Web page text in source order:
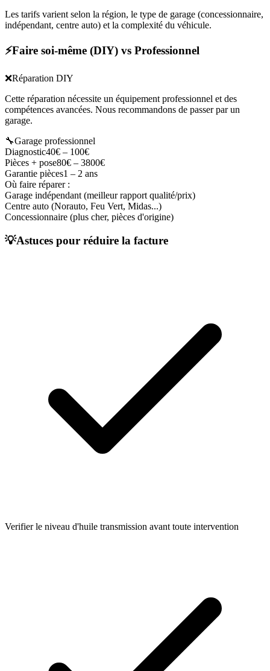
Les tarifs varient selon la région, le type de garage (concessionnaire,
indépendant, centre auto) et la complexité du véhicule.
⚡Faire soi-même (DIY) vs Professionnel
❌Réparation DIY
Cette réparation nécessite un équipement professionnel et des
compétences avancées. Nous recommandons de passer par un
garage.
🔧Garage professionnel
Diagnostic40€ – 100€
Pièces + pose80€ – 3800€
Garantie pièces1 – 2 ans
Où faire réparer :
Garage indépendant (meilleur rapport qualité/prix)
Centre auto (Norauto, Feu Vert, Midas...)
Concessionnaire (plus cher, pièces d'origine)
💡Astuces pour réduire la facture
Verifier le niveau d'huile transmission avant toute intervention